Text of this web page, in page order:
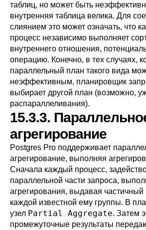
таблиц, но может быть
внутренняя таблица велика. Для
слиянием это может означать, что
процесс независимо выполняет
внутреннего отношения,
операцию. Конечно, в тех случаях,
параллельный план такого вида
неэффективным, планировщик
выбирает другой план (возможно,
распараллеливания).
15.3.3.
агрегирование
Postgres Pro поддерживает
агрегирование, выполняя
Сначала каждый процесс,
параллельной части запроса,
агрегирования, выдавая частичный
каждой известной ему группы. В
узел Partial Aggregate. Затем
промежуточные результаты